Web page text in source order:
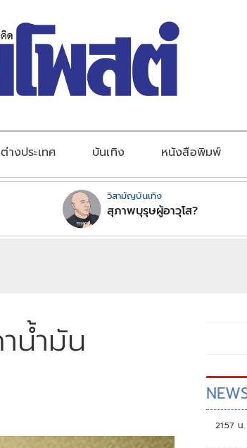
ต่างประเทศ บันเทิง หนังสือพิมพ์
วิสามัญบันเทิง
สุภาพบุรุษผู้อาวุโส?
น้ำมัน
21:57 น.